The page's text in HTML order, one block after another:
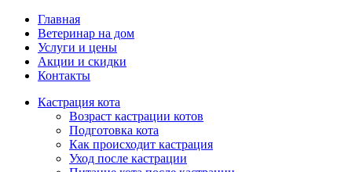
Главная
Ветеринар на дом
Услуги и цены
Акции и скидки
Контакты
Кастрация кота
Возраст кастрации котов
Подготовка кота
Как происходит кастрация
Уход после кастрации